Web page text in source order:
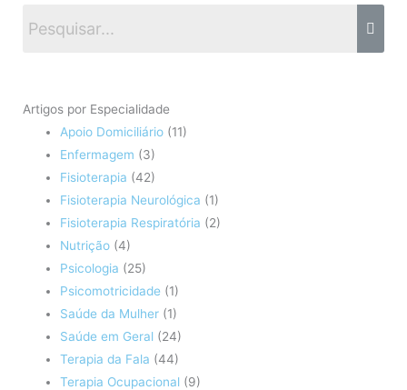
Artigos por Especialidade
Apoio Domiciliário (11)
Enfermagem (3)
Fisioterapia (42)
Fisioterapia Neurológica (1)
Fisioterapia Respiratória (2)
Nutrição (4)
Psicologia (25)
Psicomotricidade (1)
Saúde da Mulher (1)
Saúde em Geral (24)
Terapia da Fala (44)
Terapia Ocupacional (9)